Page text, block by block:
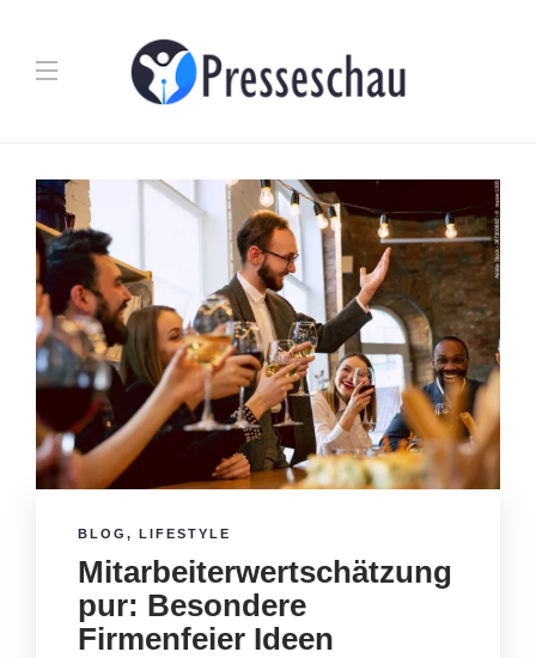
BLOG , LIFESTYLE
Mitarbeiterwertschätzung
pur: Besondere
Firmenfeier Ideen